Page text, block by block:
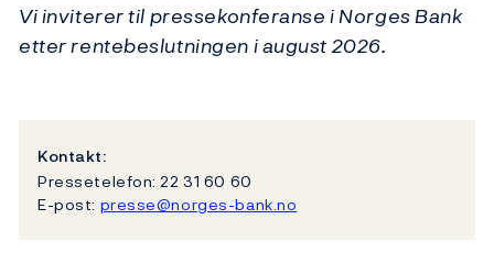
Vi inviterer til pressekonferanse i Norges Bank
etter rentebeslutningen i august 2026.
Kontakt:
Pressetelefon: 22 31 60 60
E-post: presse@norges-bank.no